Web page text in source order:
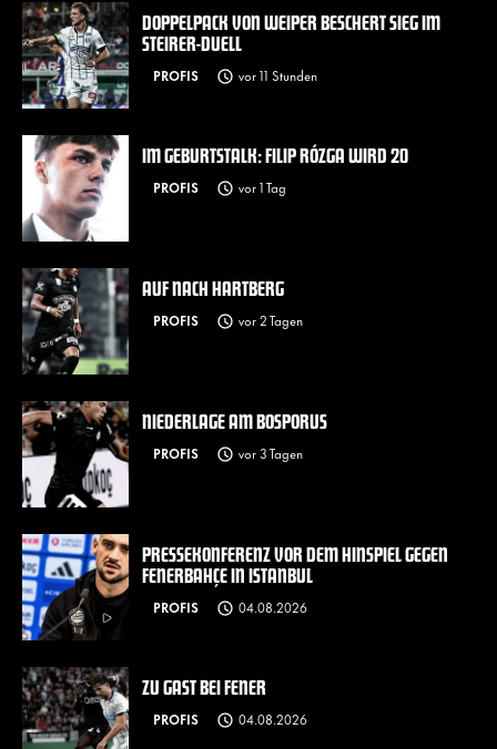
DOPPELPACK VON WEIPER BESCHERT SIEG IM
STEIRER-DUELL
PROFIS vor 11 Stunden
IM GEBURTSTALK: FILIP RÓZGA WIRD 20
PROFIS vor 1 Tag
AUF NACH HARTBERG
PROFIS vor 2 Tagen
NIEDERLAGE AM BOSPORUS
PROFIS vor 3 Tagen
PRESSEKONFERENZ VOR DEM HINSPIEL GEGEN
FENERBAHÇE IN ISTANBUL
PROFIS 04.08.2026
ZU GAST BEI FENER
PROFIS 04.08.2026